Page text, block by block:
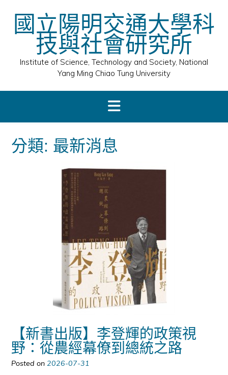
content國立陽明交通大學科
技與社會研究所
Institute of Science, Technology and Society, National
Yang Ming Chiao Tung University
分類: 最新消息
【新書出版】李登輝的政策視
野：從農經幕僚到總統之路
Posted on 2026-07-31